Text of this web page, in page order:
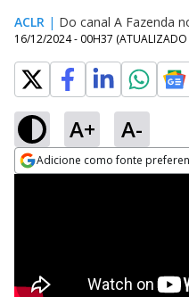
ACLR | Do canal A Fazenda
16/12/2024 - 00H37 (ATUALIZADO
A+ A-
Adicione como fonte